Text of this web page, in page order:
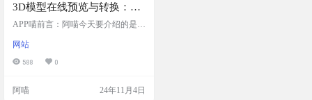
3D模型在线预览与转换：基
于3dconvert的3D Viewer组
格式，使得用户能够在Web
环境中轻松管理和查看3D文
APP喵前言：阿喵今天要介绍的是一
它可以让你在线预览和转换3D模
型。这个工具非常强大，无论你是
它支持多种3D模型格式的导入和导
网站
588 0
阿喵 24年11月4日